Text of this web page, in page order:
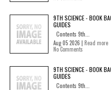
9TH SCIENCE - BOOK
GUIDES
Contents 9th...
Aug 05 2026 | Read more
No Comments
9TH SCIENCE - BOOK
GUIDES
Contents 9th...